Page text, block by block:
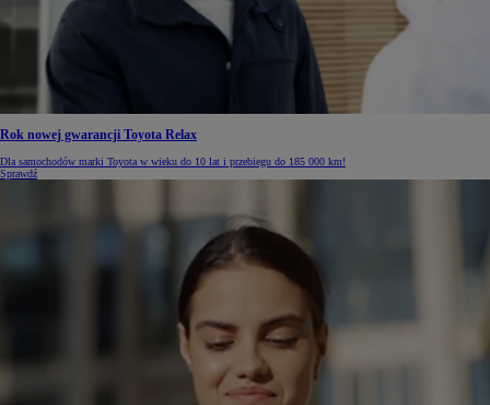
Rok nowej gwarancji Toyota Relax
Dla samochodów marki Toyota w wieku do 10 lat i przebiegu do 185 000 km!
Sprawdź